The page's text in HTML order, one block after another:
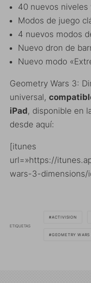
40 nuevos niveles
Modos de juego
4 nuevos modos
Nuevo dron de
Nuevo modo
Geometry Wars 3:
universal,
iPad, disponible en
desde aquí:
[itunes
url=»https://
wars-3-dimensions/
ETIQUETAS
ACTIVISION
GEOMETRY